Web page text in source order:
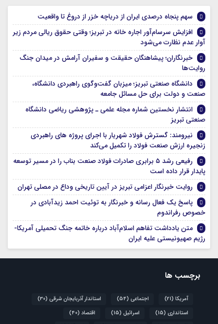
سهم پنجاه درصدی ایران از دریاچه خزر از دروغ تا واقعیت
افزایش سرسام‌آور اجاره خانه در تبریز؛ وقتی حقوق ریالی مردم زیر
آوار عدم نظارت می‌شود
خبرنگاران؛ پیشاهنگان حقیقت و سفیران آرامش در میدان جنگ
روایت‌ها
دانشگاه صنعتی تبریز؛ میزبان گفت‌وگوی راهبردی دانشگاه،
صنعت و دولت برای حل مسائل جامعه
انتشار نخستین شماره مجله علمی ـ پژوهشی ریاضی دانشگاه
صنعتی تبریز
نیرومند: گسترش فولاد شهریار با اجرای پروژه های راهبردی
زنجیره ارزش صنعت فولاد را تکمیل می‌کند
رفیعی رشد ۵ برابری صادرات فولاد صنعت بناب را در مسیر توسعه
پایدار قرار داده است
روایت خبرنگار اعزامی تبریز در آیین تاریخی وداع در مصلی تهران
پاسخ یک فعال رسانه و خبرنگار به توئیت احمد زیدآبادی در
خصوص رفراندوم
متن یادداشت تفاهم اسلام‌آباد درباره خاتمه جنگ تحمیلی آمریکا-
رژیم صهیونیستی علیه ایران
برچسب ها
آمریکا (21) اجتماعی (54) استاندار آذربایجان شرقی (30)
استانداری (15) اسرائیل (15) اقتصاد (40)